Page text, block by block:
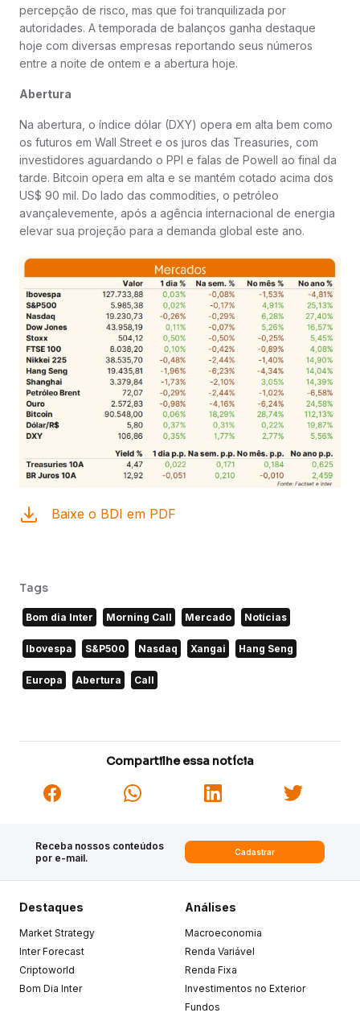
percepção de risco, mas que foi tranquilizada por
autoridades. A temporada de balanços ganha destaque
hoje com diversas empresas reportando seus números
entre a noite de ontem e a abertura hoje.
Abertura
Na abertura, o índice dólar (DXY) opera em alta bem como
os futuros em Wall Street e os juros das Treasuries, com
investidores aguardando o PPI e falas de Powell ao final da
tarde. Bitcoin opera em alta e se mantém cotado acima dos
US$ 90 mil. Do lado das commodities, o petróleo
avançalevemente, após a agência internacional de energia
elevar sua projeção para a demanda global este ano.
Baixe o BDI em PDF
Tags
Bom dia Inter Morning Call Mercado Notícias
Ibovespa S&P500 Nasdaq Xangai Hang Seng
Europa Abertura Call
Compartilhe essa notícia
Receba nossos conteúdos
por e-mail.
Cadastrar
Destaques
Market Strategy
Inter Forecast
Criptoworld
Bom Dia Inter
Análises
Macroeconomia
Renda Variável
Renda Fixa
Investimentos no Exterior
Fundos